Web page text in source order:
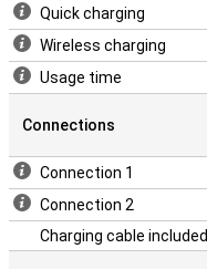
Quick charging
Wireless charging
Usage time
Connections
Connection 1
Connection 2
Charging cable included